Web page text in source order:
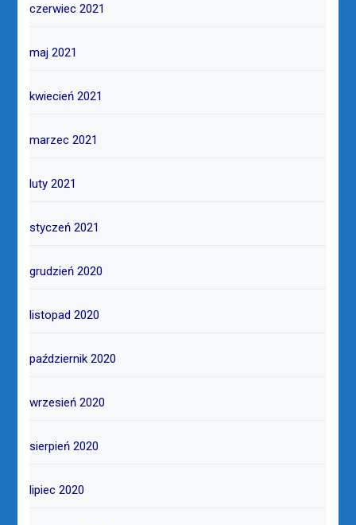
czerwiec 2021
maj 2021
kwiecień 2021
marzec 2021
luty 2021
styczeń 2021
grudzień 2020
listopad 2020
październik 2020
wrzesień 2020
sierpień 2020
lipiec 2020